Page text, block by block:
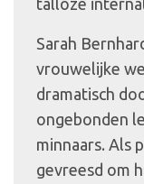
Sarah
vrouwelijke
dramatisch
ongebonden
minnaars. Als
gevreesd om